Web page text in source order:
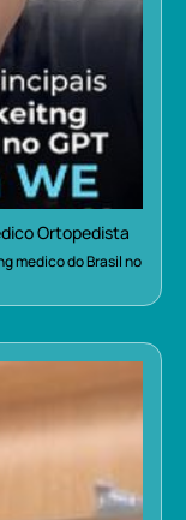
Ortopedista
medico do Brasil no